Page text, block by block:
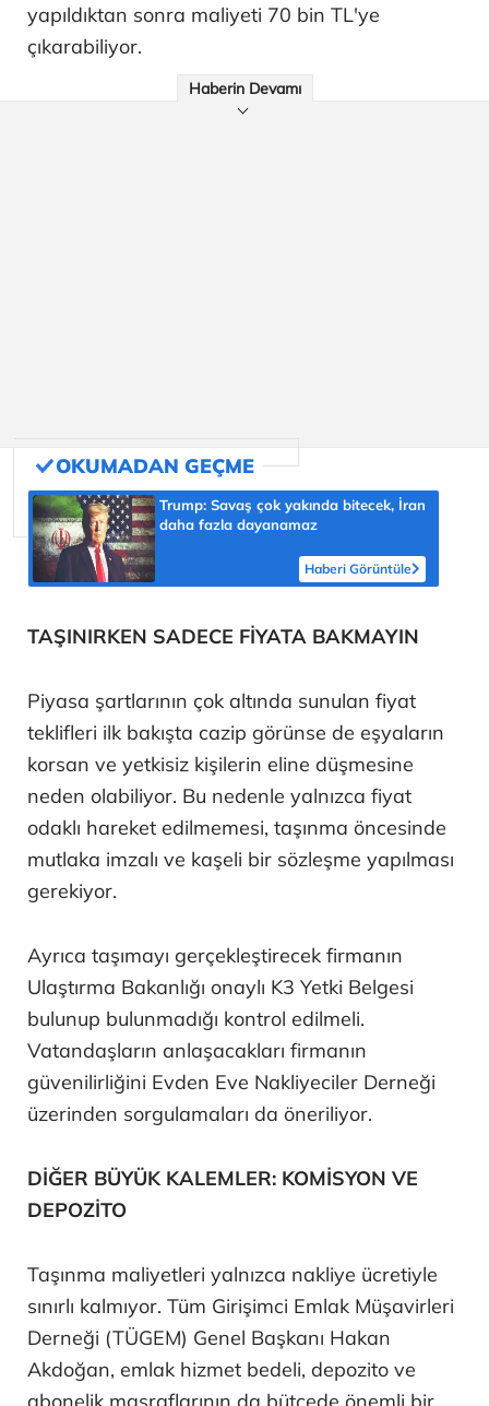
yapıldıktan sonra maliyeti 70 bin TL'ye
çıkarabiliyor.
Haberin Devamı
Trump: Savaş çok yakında bitecek, İran
daha fazla dayanamaz
Haberi Görüntüle
TAŞINIRKEN SADECE FİYATA BAKMAYIN
Piyasa şartlarının çok altında sunulan fiyat
teklifleri ilk bakışta cazip görünse de eşyaların
korsan ve yetkisiz kişilerin eline düşmesine
neden olabiliyor. Bu nedenle yalnızca fiyat
odaklı hareket edilmemesi, taşınma öncesinde
mutlaka imzalı ve kaşeli bir sözleşme yapılması
gerekiyor.
Ayrıca taşımayı gerçekleştirecek firmanın
Ulaştırma Bakanlığı onaylı K3 Yetki Belgesi
bulunup bulunmadığı kontrol edilmeli.
Vatandaşların anlaşacakları firmanın
güvenilirliğini Evden Eve Nakliyeciler Derneği
üzerinden sorgulamaları da öneriliyor.
DİĞER BÜYÜK KALEMLER: KOMİSYON VE
DEPOZİTO
Taşınma maliyetleri yalnızca nakliye ücretiyle
sınırlı kalmıyor. Tüm Girişimci Emlak Müşavirleri
Derneği (TÜGEM) Genel Başkanı Hakan
Akdoğan, emlak hizmet bedeli, depozito ve
abonelik masraflarının da bütçede önemli bir